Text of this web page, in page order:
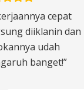
cepat
diiklanin dan
udah
banget!”